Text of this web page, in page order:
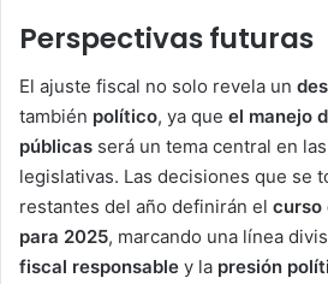
Perspectivas futuras
El ajuste fiscal no solo revela un
también político, ya que el manejo
públicas será un tema central en
legislativas. Las decisiones que se
restantes del año definirán el curso
para 2025, marcando una línea
fiscal responsable y la presión